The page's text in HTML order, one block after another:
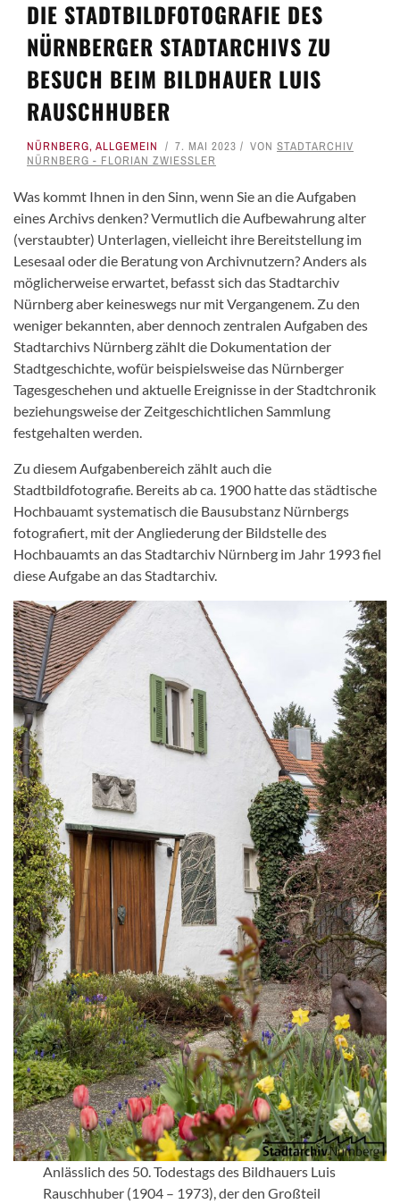
DIE STADTBILDFOTOGRAFIE DES
NÜRNBERGER STADTARCHIVS ZU
BESUCH BEIM BILDHAUER LUIS
RAUSCHHUBER
NÜRNBERG, ALLGEMEIN 7. MAI 2023 VON STADTARCHIV
NÜRNBERG - FLORIAN ZWIESSLER
Was kommt Ihnen in den Sinn, wenn Sie an die Aufgaben
eines Archivs denken? Vermutlich die Aufbewahrung alter
(verstaubter) Unterlagen, vielleicht ihre Bereitstellung im
Lesesaal oder die Beratung von Archivnutzern? Anders als
möglicherweise erwartet, befasst sich das Stadtarchiv
Nürnberg aber keineswegs nur mit Vergangenem. Zu den
weniger bekannten, aber dennoch zentralen Aufgaben des
Stadtarchivs Nürnberg zählt die Dokumentation der
Stadtgeschichte, wofür beispielsweise das Nürnberger
Tagesgeschehen und aktuelle Ereignisse in der Stadtchronik
beziehungsweise der Zeitgeschichtlichen Sammlung
festgehalten werden.
Zu diesem Aufgabenbereich zählt auch die
Stadtbildfotografie. Bereits ab ca. 1900 hatte das städtische
Hochbauamt systematisch die Bausubstanz Nürnbergs
fotografiert, mit der Angliederung der Bildstelle des
Hochbauamts an das Stadtarchiv Nürnberg im Jahr 1993 fiel
diese Aufgabe an das Stadtarchiv.
Anlässlich des 50. Todestags des Bildhauers Luis
Rauschhuber (1904 – 1973), der den Großteil